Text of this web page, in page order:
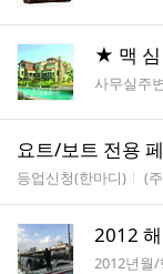
★ 맥
게시판명
사무실주
요트/보트 전용
게시판명
등업신청(한마디) 작
(
2012
게시판명
2012년월/